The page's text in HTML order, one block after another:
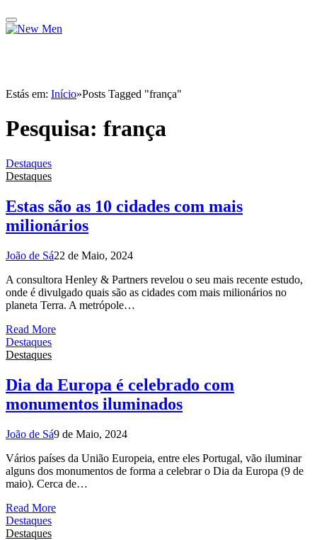
Estás em: Início»Posts Tagged "frança"
Pesquisa: frança
Destaques
Destaques
Estas são as 10 cidades com mais
milionários
João de Sá22 de Maio, 2024
A consultora Henley & Partners revelou o seu mais recente estudo,
onde é divulgado quais são as cidades com mais milionários no
planeta Terra. A metrópole…
Read More
Destaques
Destaques
Dia da Europa é celebrado com
monumentos iluminados
João de Sá9 de Maio, 2024
Vários países da União Europeia, entre eles Portugal, vão iluminar
alguns dos monumentos de forma a celebrar o Dia da Europa (9 de
maio). Cerca de…
Read More
Destaques
Destaques